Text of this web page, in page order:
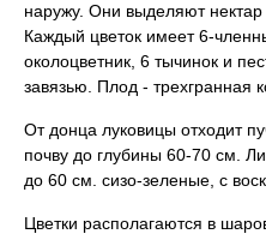
наружу. Они выделяют
Каждый цветок имеет 6-
околоцветник, 6 тычинок и
завязью. Плод - трехгранная
От донца луковицы отходит
почву до глубины 60-70 см.
до 60 см. сизо-зеленые, с
Цветки располагаются в